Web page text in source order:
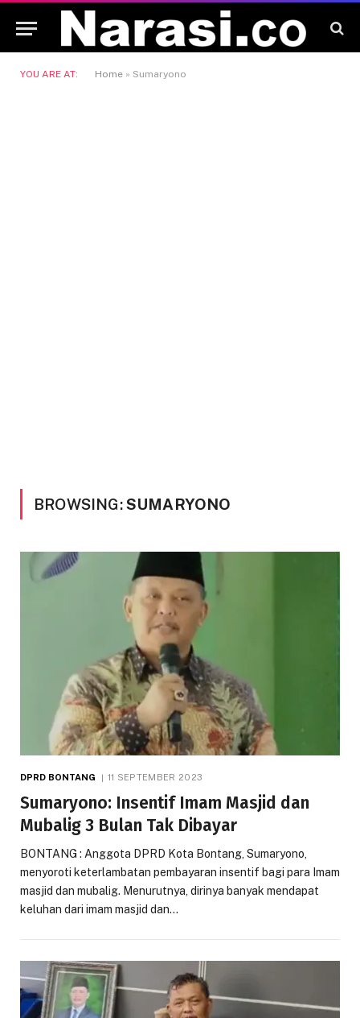
YOU ARE AT: Home » Sumaryono
BROWSING:SUMARYONO
DPRD BONTANG 11 SEPTEMBER 2023
Sumaryono: Insentif Imam Masjid dan
Mubalig 3 Bulan Tak Dibayar
BONTANG : Anggota DPRD Kota Bontang, Sumaryono,
menyoroti keterlambatan pembayaran insentif bagi para Imam
masjid dan mubalig. Menurutnya, dirinya banyak mendapat
keluhan dari imam masjid dan…